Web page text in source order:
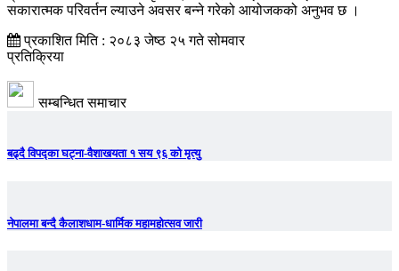
सकारात्मक परिवर्तन ल्याउने अवसर बन्ने गरेको आयोजकको अनुभव छ ।
प्रकाशित मिति : २०८३ जेष्ठ २५ गते सोमवार
प्रतिक्रिया
सम्बन्धित समाचार
बढ्दै विपद्का घट्ना-वैशाखयता १ सय ९६ को मृत्यु
नेपालमा बन्दै कैलाशधाम-धार्मिक महामहोत्सव जारी